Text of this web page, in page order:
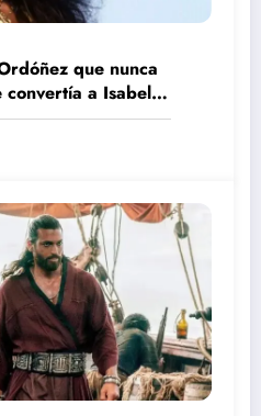
que nunca
a Isabel